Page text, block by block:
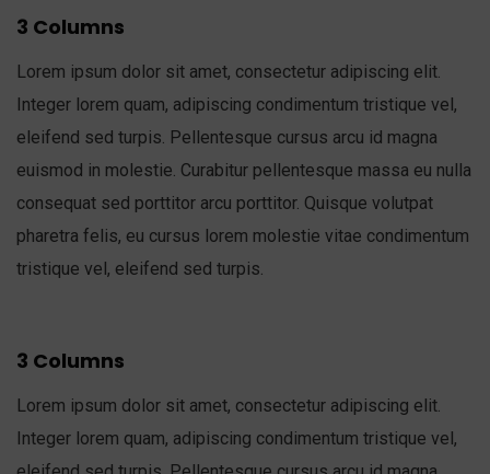
3 Columns
Lorem ipsum dolor sit amet, consectetur adipiscing elit.
Integer lorem quam, adipiscing condimentum tristique vel,
eleifend sed turpis. Pellentesque cursus arcu id magna
euismod in molestie. Curabitur pellentesque massa eu nulla
consequat sed porttitor arcu porttitor. Quisque volutpat
pharetra felis, eu cursus lorem molestie vitae condimentum
tristique vel, eleifend sed turpis.
3 Columns
Lorem ipsum dolor sit amet, consectetur adipiscing elit.
Integer lorem quam, adipiscing condimentum tristique vel,